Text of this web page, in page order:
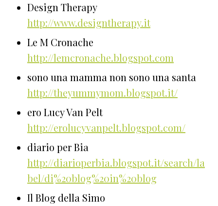
Design Therapy
http://www.designtherapy.it
Le M Cronache
http://lemcronache.blogspot.com
sono una mamma non sono una santa
http://theyummymom.blogspot.it/
ero Lucy Van Pelt
http://erolucyvanpelt.blogspot.com/
diario per Bia
http://diarioperbia.blogspot.it/search/la
bel/di%20blog%20in%20blog
Il Blog della Simo